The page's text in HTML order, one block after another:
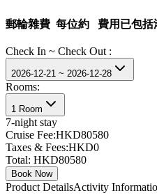
郵輪雜費 每位約 費用已包括
Check In ~ Check Out :
2026-12-21 ~ 2026-12-28
Rooms:
1 Room
7-night stay
Cruise Fee:HKD80580
Taxes & Fees:HKD0
Total: HKD80580
Book Now
Product DetailsActivity